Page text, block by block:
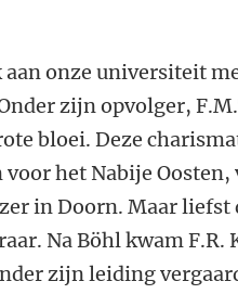
aan onze universiteit
zijn opvolger,
bloei. Deze
het Nabije Oosten,
in Doorn. Maar liefst
Na Böhl kwam F.R.
zijn leiding